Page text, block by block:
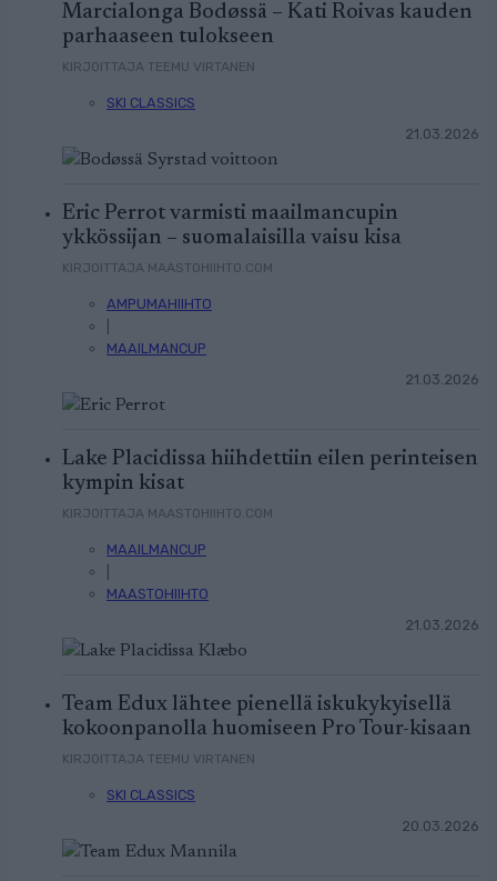
Marcialonga Bodøssä – Kati Roivas kauden
parhaaseen tulokseen
KIRJOITTAJA TEEMU VIRTANEN
SKI CLASSICS
21.03.2026
Eric Perrot varmisti maailmancupin
ykkössijan – suomalaisilla vaisu kisa
KIRJOITTAJA MAASTOHIIHTO.COM
AMPUMAHIIHTO
MAAILMANCUP
21.03.2026
Lake Placidissa hiihdettiin eilen perinteisen
kympin kisat
KIRJOITTAJA MAASTOHIIHTO.COM
MAAILMANCUP
MAASTOHIIHTO
21.03.2026
Team Edux lähtee pienellä iskukykyisellä
kokoonpanolla huomiseen Pro Tour-kisaan
KIRJOITTAJA TEEMU VIRTANEN
SKI CLASSICS
20.03.2026